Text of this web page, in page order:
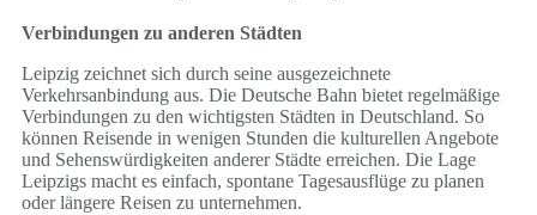
Verbindungen zu anderen Städten
Leipzig zeichnet sich durch seine ausgezeichnete
Verkehrsanbindung aus. Die Deutsche Bahn bietet regelmäßige
Verbindungen zu den wichtigsten Städten in Deutschland. So
können Reisende in wenigen Stunden die kulturellen Angebote
und Sehenswürdigkeiten anderer Städte erreichen. Die Lage
Leipzigs macht es einfach, spontane Tagesausflüge zu planen
oder längere Reisen zu unternehmen.